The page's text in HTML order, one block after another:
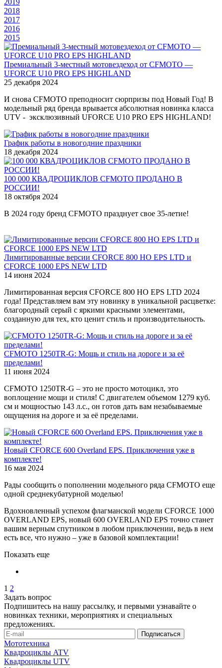
2019
2018
2017
2016
2015
Премиальный 3-местный мотовездеход от CFMOTO —
UFORCE U10 PRO EPS HIGHLAND
25 декабря 2024
И снова CFMOTO преподносит сюрпризы под Новый Год! В
модельный ряд бренда врывается абсолютная новинка класса
UTV - эксклюзивный UFORCE U10 PRO EPS HIGHLAND!
График работы в новогодние праздники
18 декабря 2024
100 000 КВАДРОЦИКЛОВ CFMOTO ПРОДАНО В
РОССИИ!
18 октября 2024
В 2024 году бренд CFMOTO празднует свое 35-летие!
Лимитированные версии CFORCE 800 HO EPS LTD и
CFORCE 1000 EPS NEW LTD
14 июня 2024
Лимитированная версия CFORCE 800 HO EPS LTD 2024
года! Представляем вам эту новинку в уникальной расцветке:
благородный серый с яркими красными элементами,
созданную для тех, кто ценит стиль и производительность.
CFMOTO 1250TR-G: Мощь и стиль на дороге и за её
пределами!
11 июня 2024
CFMOTO 1250TR-G – это не просто мотоцикл, это
воплощение мощи и стиля! С двигателем объемом 1279 куб.
см и мощностью 143 л.с., он готов дать вам незабываемые
ощущения на дороге и за её пределами.
Новый CFORCE 600 Overland EPS. Приключения уже в
комплекте!
16 мая 2024
Рады сообщить о пополнении модельного ряда CFMOTO еще
одной среднекубатурной моделью!
Вдохновленный успехом флагманской модели CFORCE 1000
OVERLAND EPS, новый 600 OVERLAND EPS точно станет
вашим верным спутником в любом приключении, ведь в нем
есть все, что нужно – уже в базовой комплектации!
Показать еще
1 2
Задать вопрос
Подпишитесь на нашу рассылку, и первыми узнавайте о
новинках техники, мероприятиях и специальных
предложениях.
Мототехника
Квадроциклы ATV
Квадроциклы UTV